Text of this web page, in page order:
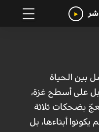
بين الحياة
على أسطح غزة،
بضحكات ثلاثة
أبناءها، بل